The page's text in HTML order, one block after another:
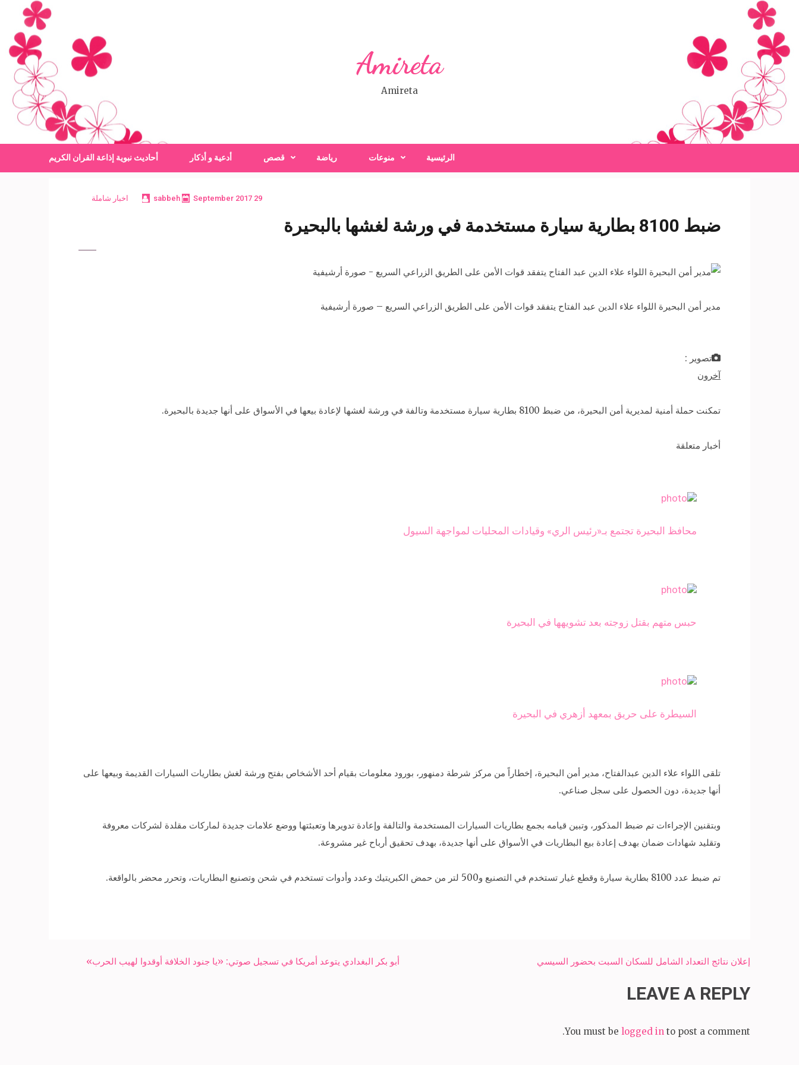
content
(Press
Enter)
Amireta
Amireta
الرئيسية منوعات رياضة قصص أدعية و أذكار أحاديث نبوية إذاعة القران الكريم
29 September 2017
sabbeh اخبار شاملة
ضبط 8100 بطارية سيارة مستخدمة في ورشة لغشها بالبحيرة
مدير أمن البحيرة اللواء علاء الدين عبد الفتاح يتفقد قوات الأمن على الطريق الزراعي السريع – صورة أرشيفية
تصوير :
آخرون
تمكنت حملة أمنية لمديرية أمن البحيرة، من ضبط 8100 بطارية سيارة مستخدمة وتالفة في ورشة لغشها لإعادة بيعها في الأسواق على أنها جديدة بالبحيرة.
أخبار متعلقة
محافظ البحيرة تجتمع بـ«رئيس الري» وقيادات المحليات لمواجهة السيول
حبس متهم بقتل زوجته بعد تشويهها في البحيرة
السيطرة على حريق بمعهد أزهري في البحيرة
تلقى اللواء علاء الدين عبدالفتاح، مدير أمن البحيرة، إخطاراً من مركز شرطة دمنهور، بورود معلومات بقيام أحد الأشخاص بفتح ورشة لغش بطاريات السيارات القديمة وبيعها على
أنها جديدة، دون الحصول على سجل صناعي.
وبتقنين الإجراءات تم ضبط المذكور، وتبين قيامه بجمع بطاريات السيارات المستخدمة والتالفة وإعادة تدويرها وتعبئتها ووضع علامات جديدة لماركات مقلدة لشركات معروفة
وتقليد شهادات ضمان بهدف إعادة بيع البطاريات في الأسواق على أنها جديدة، بهدف تحقيق أرباح غير مشروعة.
تم ضبط عدد 8100 بطارية سيارة وقطع غيار تستخدم في التصنيع و500 لتر من حمض الكبريتيك وعدد وأدوات تستخدم في شحن وتصنيع البطاريات، وتحرر محضر بالواقعة.
Post
أبو بكر البغدادي يتوعد أمريكا في تسجيل صوتي: «يا جنود الخلافة أوقدوا لهيب الحرب» إعلان نتائج التعداد الشامل للسكان السبت بحضور السيسي
LEAVE A REPLY
You must be logged in to post a comment.